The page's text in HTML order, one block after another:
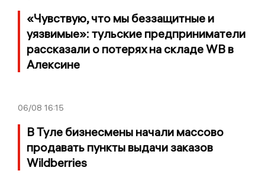
«Чувствую, что мы беззащитные и
уязвимые»: тульские предприниматели
рассказали о потерях на складе WB в
Алексине
06/08 16:15
В Туле бизнесмены начали массово
продавать пункты выдачи заказов
Wildberries